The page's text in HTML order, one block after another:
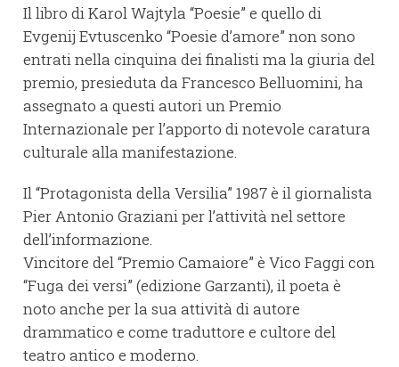
Il libro di Karol Wajtyla “Poesie” e quello di
Evgenij Evtuscenko “Poesie d’amore” non sono
entrati nella cinquina dei finalisti ma la giuria del
premio, presieduta da Francesco Belluomini, ha
assegnato a questi autori un Premio
Internazionale per l’apporto di notevole caratura
culturale alla manifestazione.
Il “Protagonista della Versilia” 1987 è il giornalista
Pier Antonio Graziani per l’attività nel settore
dell’informazione.
Vincitore del “Premio Camaiore” è Vico Faggi con
“Fuga dei versi” (edizione Garzanti), il poeta è
noto anche per la sua attività di autore
drammatico e come traduttore e cultore del
teatro antico e moderno.